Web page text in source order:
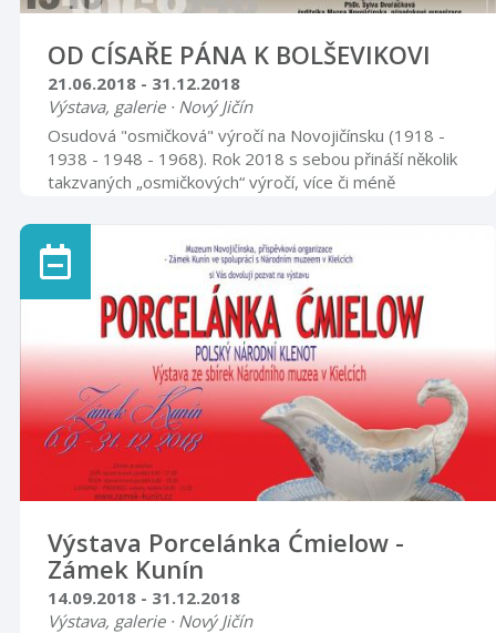
OD CÍSAŘE PÁNA K BOLŠEVIKOVI
21.06.2018 - 31.12.2018
Výstava, galerie · Nový Jičín
Osudová "osmičková" výročí na Novojičínsku (1918 -
1938 - 1948 - 1968). Rok 2018 s sebou přináší několik
takzvaných „osmičkových“ výročí, více či méně
předním místě je to sté výročí vzniku Československé
republiky, současně konec 1. světové války a zánik
Rakousko-Uherska. Významnými jsou však i výročí
politických událostí let 1938 (přičlenění
československého území, tzv. Sudet, k nacistické Třetí
říši), 1948 (převrat komunistické strany), 19 ...
Výstava Porcelánka Ćmielow -
Zámek Kunín
14.09.2018 - 31.12.2018
Výstava, galerie · Nový Jičín